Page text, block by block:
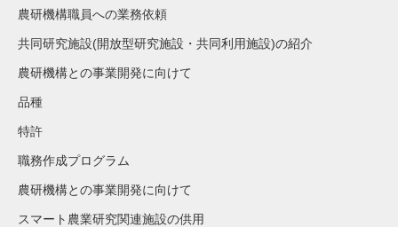
農研機構職員への業務依頼
共同研究施設(開放型研究施設・共同利用施設)の紹介
農研機構との事業開発に向けて
品種
特許
職務作成プログラム
農研機構との事業開発に向けて
スマート農業研究関連施設の供用